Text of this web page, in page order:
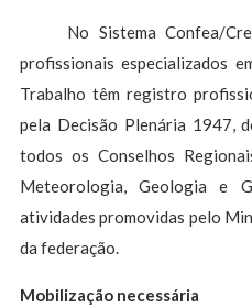
No Sistema Confea/
profissionais especializados
Trabalho têm registro
pela Decisão Plenária 1947,
todos os Conselhos
Meteorologia, Geologia e
atividades promovidas pelo
da federação.
Mobilização necessária